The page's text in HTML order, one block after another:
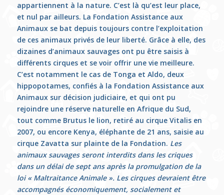
appartiennent à la nature. C’est là qu’est leur place,
et nul par ailleurs. La Fondation Assistance aux
Animaux se bat depuis toujours contre l’exploitation
de ces animaux privés de leur liberté. Grâce à elle, des
dizaines d’animaux sauvages ont pu être saisis à
différents cirques et se voir offrir une vie meilleure.
C’est notamment le cas de Tonga et Aldo, deux
hippopotames, confiés à la Fondation Assistance aux
Animaux sur décision judiciaire, et qui ont pu
rejoindre une réserve naturelle en Afrique du Sud,
tout comme Brutus le lion, retiré au cirque Vitalis en
2007, ou encore Kenya, éléphante de 21 ans, saisie au
cirque Zavatta sur plainte de la Fondation. Les
animaux sauvages seront interdits dans les criques
dans un délai de sept ans après la promulgation de la
loi « Maltraitance Animale ». Les cirques devraient être
accompagnés économiquement, socialement et